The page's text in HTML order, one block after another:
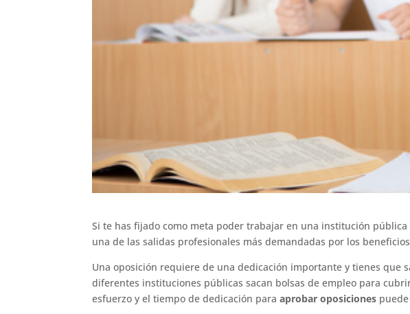
Si te has fijado como meta poder trabajar en una institución
una de las salidas profesionales más demandadas por los
Una oposición requiere de una dedicación importante y tienes que
diferentes instituciones públicas sacan bolsas de empleo para
esfuerzo y el tiempo de dedicación paraaprobar oposiciones